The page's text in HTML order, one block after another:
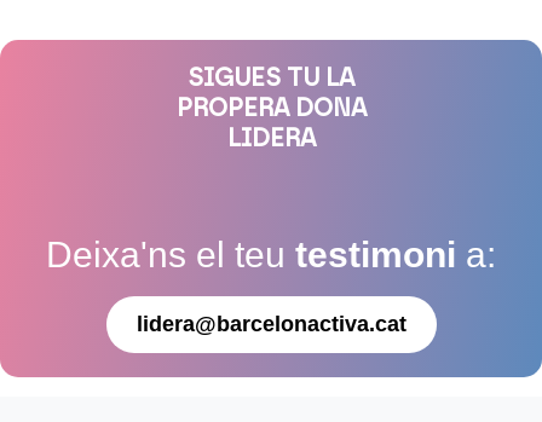
SIGUES TU LA
PROPERA DONA
LIDERA
Deixa'ns el teu testimoni a:
lidera@barcelonactiva.cat